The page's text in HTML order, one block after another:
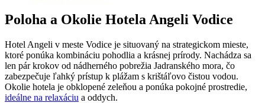
Poloha a Okolie Hotela Angeli Vodice
Hotel Angeli v meste Vodice je situovaný na strategickom mieste,
ktoré ponúka kombináciu pohodlia a krásnej prírody. Nachádza sa
len pár krokov od nádherného pobrežia Jadranského mora, čo
zabezpečuje ľahký prístup k plážam s krištáľovo čistou vodou.
Okolie hotela je obklopené zeleňou a ponúka pokojné prostredie,
ideálne na relaxáciu a oddych.